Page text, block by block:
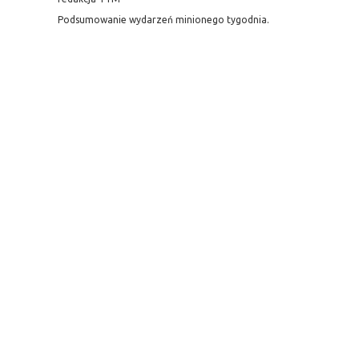
Podsumowanie wydarzeń minionego tygodnia.